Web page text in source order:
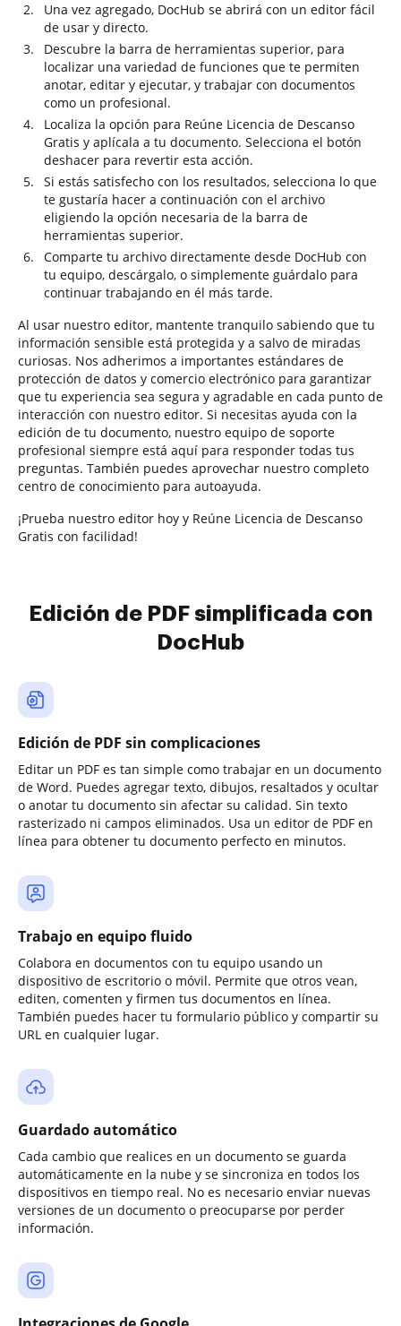
Una vez agregado, DocHub se abrirá con un editor fácil
de usar y directo.
Descubre la barra de herramientas superior, para
localizar una variedad de funciones que te permiten
anotar, editar y ejecutar, y trabajar con documentos
como un profesional.
Localiza la opción para Reúne Licencia de Descanso
Gratis y aplícala a tu documento. Selecciona el botón
deshacer para revertir esta acción.
Si estás satisfecho con los resultados, selecciona lo que
te gustaría hacer a continuación con el archivo
eligiendo la opción necesaria de la barra de
herramientas superior.
Comparte tu archivo directamente desde DocHub con
tu equipo, descárgalo, o simplemente guárdalo para
continuar trabajando en él más tarde.
Al usar nuestro editor, mantente tranquilo sabiendo que tu
información sensible está protegida y a salvo de miradas
curiosas. Nos adherimos a importantes estándares de
protección de datos y comercio electrónico para garantizar
que tu experiencia sea segura y agradable en cada punto de
interacción con nuestro editor. Si necesitas ayuda con la
edición de tu documento, nuestro equipo de soporte
profesional siempre está aquí para responder todas tus
preguntas. También puedes aprovechar nuestro completo
centro de conocimiento para autoayuda.
¡Prueba nuestro editor hoy y Reúne Licencia de Descanso
Gratis con facilidad!
Edición de PDF simplificada con
DocHub
Edición de PDF sin complicaciones
Editar un PDF es tan simple como trabajar en un documento
de Word. Puedes agregar texto, dibujos, resaltados y ocultar
o anotar tu documento sin afectar su calidad. Sin texto
rasterizado ni campos eliminados. Usa un editor de PDF en
línea para obtener tu documento perfecto en minutos.
Trabajo en equipo fluido
Colabora en documentos con tu equipo usando un
dispositivo de escritorio o móvil. Permite que otros vean,
editen, comenten y firmen tus documentos en línea.
También puedes hacer tu formulario público y compartir su
URL en cualquier lugar.
Guardado automático
Cada cambio que realices en un documento se guarda
automáticamente en la nube y se sincroniza en todos los
dispositivos en tiempo real. No es necesario enviar nuevas
versiones de un documento o preocuparse por perder
información.